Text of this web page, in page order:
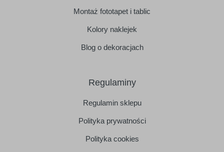
Montaż fototapet i tablic
Kolory naklejek
Blog o dekoracjach
Regulaminy
Regulamin sklepu
Polityka prywatności
Polityka cookies